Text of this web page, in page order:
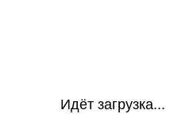
Идёт загрузка...